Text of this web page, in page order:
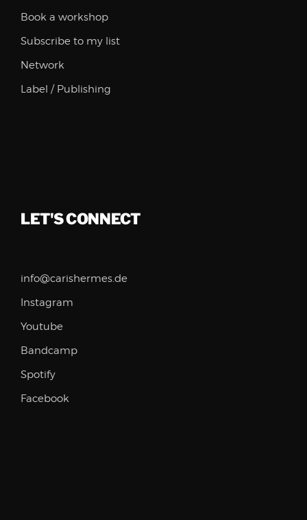
Book a workshop
Subscribe to my list
Network
Label / Publishing
LET'S CONNECT
info@carishermes.de
Instagram
Youtube
Bandcamp
Spotify
Facebook